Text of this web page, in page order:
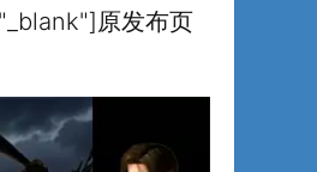
原发布页